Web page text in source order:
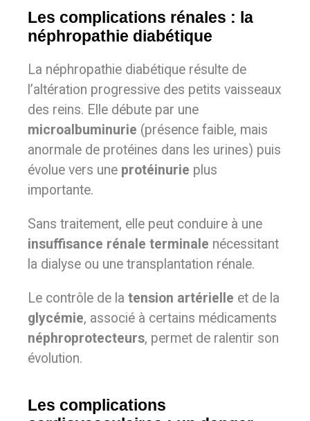
Les complications rénales : la
néphropathie diabétique
La néphropathie diabétique résulte de
l’altération progressive des petits vaisseaux
des reins. Elle débute par une
microalbuminurie (présence faible, mais
anormale de protéines dans les urines) puis
évolue vers une protéinurie plus
importante.
Sans traitement, elle peut conduire à une
insuffisance rénale terminale nécessitant
la dialyse ou une transplantation rénale.
Le contrôle de la tension artérielle et de la
glycémie, associé à certains médicaments
néphroprotecteurs, permet de ralentir son
évolution.
Les complications